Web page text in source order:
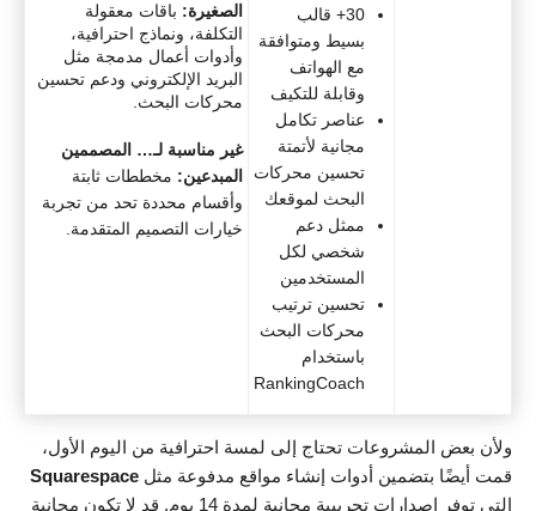
30+ قالب
بسيط ومتوافقة
مع الهواتف
وقابلة للتكيف
عناصر تكامل
مجانية لأتمتة
تحسين محركات
البحث لموقعك
ممثل دعم
شخصي لكل
المستخدمين
تحسين ترتيب
محركات البحث
باستخدام
RankingCoach
الصغيرة: باقات معقولة
التكلفة، ونماذج احترافية،
وأدوات أعمال مدمجة مثل
البريد الإلكتروني ودعم تحسين
محركات البحث.
غير مناسبة لـ… المصممين
المبدعين: مخططات ثابتة
وأقسام محددة تحد من تجربة
خيارات التصميم المتقدمة.
ولأن بعض المشروعات تحتاج إلى لمسة احترافية من اليوم الأول،
قمت أيضًا بتضمين أدوات إنشاء مواقع مدفوعة مثل Squarespace
التي توفر إصدارات تجريبية مجانية لمدة 14 يوم. قد لا تكون مجانية